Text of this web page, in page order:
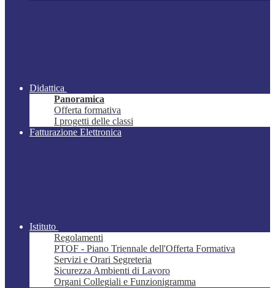
Didattica
Panoramica
Offerta formativa
I progetti delle classi
Fatturazione Elettronica
Istituto
Regolamenti
PTOF - Piano Triennale dell'Offerta Formativa
Servizi e Orari Segreteria
Sicurezza Ambienti di Lavoro
Organi Collegiali e Funzionigramma